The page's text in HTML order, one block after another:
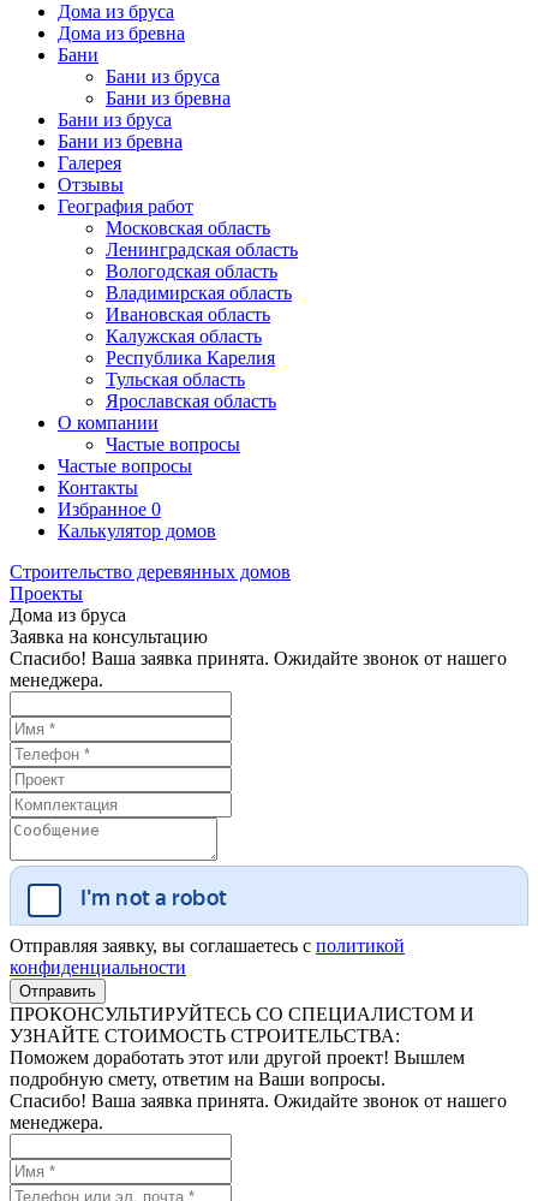
Дома из бруса
Дома из бревна
Бани
Бани из бруса
Бани из бревна
Бани из бруса
Бани из бревна
Галерея
Отзывы
География работ
Московская область
Ленинградская область
Вологодская область
Владимирская область
Ивановская область
Калужская область
Республика Карелия
Тульская область
Ярославская область
О компании
Частые вопросы
Частые вопросы
Контакты
Избранное 0
Калькулятор домов
Строительство деревянных домов
Проекты
Дома из бруса
Заявка на консультацию
Спасибо! Ваша заявка принята. Ожидайте звонок от нашего
менеджера.
Отправляя заявку, вы соглашаетесь с политикой
конфиденциальности
ПРОКОНСУЛЬТИРУЙТЕСЬ СО СПЕЦИАЛИСТОМ И
УЗНАЙТЕ СТОИМОСТЬ СТРОИТЕЛЬСТВА:
Поможем доработать этот или другой проект! Вышлем
подробную смету, ответим на Ваши вопросы.
Спасибо! Ваша заявка принята. Ожидайте звонок от нашего
менеджера.